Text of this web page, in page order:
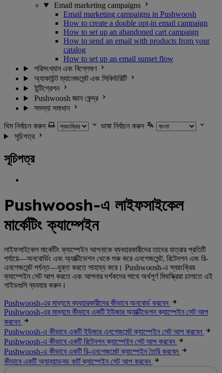
Email marketing campaigns
Email marketing campaigns in Pushwoosh
How to create a double opt-in email campaign
How to set up an abandoned cart campaign
How to send an email with products from your
catalog
How to set up an email sunset flow
পরিসংখ্যান এবং বিশ্লেষণ
অ্যাকাউন্ট ম্যানেজমেন্ট এবং সিকিউরিটি
ইন্টিগ্রেশন
Pushwoosh জ্ঞান কেন্দ্র
সমস্যা সমাধান
থিম নির্বাচন করুন
ভাষা নির্বাচন করুন
সূচিপত্র
সূচিপত্র
Pushwoosh-এ লাইফসাইকেল
মার্কেটিং ক্যাম্পেইন
লাইফসাইকেল মার্কেটিং ক্যাম্পেইন আপনাকে ব্যবহারকারীদের তাদের যাত্রার প্রতিটি
পর্যায়ে—অনবোর্ডিং এবং অ্যাক্টিভেশন থেকে শুরু করে এনগেজমেন্ট, রিটেনশন এবং রি-
এনগেজমেন্ট পর্যন্ত—যুক্ত করতে সাহায্য করে। Pushwoosh-এ স্বয়ংক্রিয়
ক্যাম্পেইন সেট আপ করতে এবং আপনার দর্শকদের সাথে অর্থপূর্ণ মিথস্ক্রিয়া চালাতে এই
গাইডগুলি ব্যবহার করুন।
Pushwoosh-এর মাধ্যমে ব্যবহারকারীদের কীভাবে অনবোর্ড করবেন
Pushwoosh-এর মাধ্যমে কীভাবে একটি ইউজার অ্যাক্টিভেশন ক্যাম্পেইন সেট আপ
করবেন
Pushwoosh-এ কীভাবে একটি ইউজার এনগেজমেন্ট ক্যাম্পেইন সেট আপ করবেন
Pushwoosh-এ কীভাবে একটি রিটেনশন ক্যাম্পেইন সেট আপ করবেন
Pushwoosh-এ কীভাবে একটি রি-এনগেজমেন্ট ক্যাম্পেইন তৈরি করবেন
কীভাবে একটি অ্যাব্যান্ডনড কার্ট ক্যাম্পেইন সেট আপ করবেন